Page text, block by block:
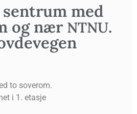
med
og nær NTNU.
to soverom.
i 1. etasje